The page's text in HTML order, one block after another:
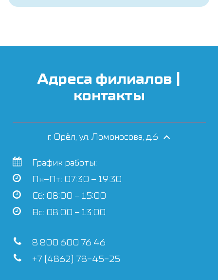
Адреса филиалов |
контакты
г. Орёл, ул. Ломоносова, д.6
График работы:
Пн–Пт: 07:30 – 19:30
Сб: 08:00 – 15:00
Вс: 08:00 – 13:00
8 800 600 76 46
+7 (4862) 78-45-25